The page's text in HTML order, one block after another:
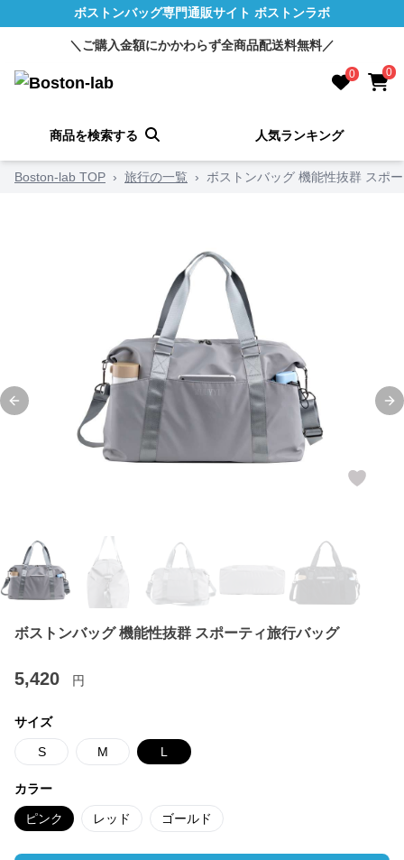
ボストンバッグ専門通販サイト ボストンラボ
＼ご購入金額にかかわらず全商品配送料無料／
0 0
商品を検索する 人気ランキング
Boston-lab TOP › 旅行の一覧 › ボストンバッグ 機能性抜群 スポ
Previous slide
ボストンバッグ 機能性抜群 スポーティ旅行バッグ
5,420 円
サイズ
S M L
カラー
ピンク レッド ゴールド